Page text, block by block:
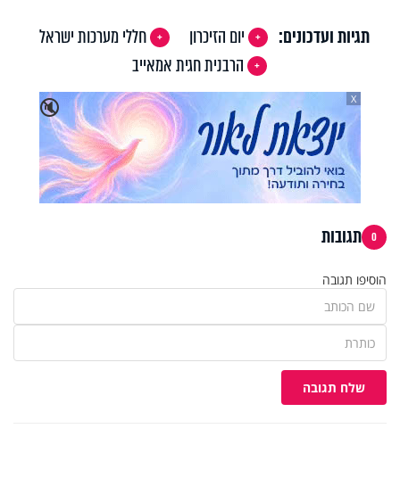
תגיות ועדכונים: יום הזיכרון
חללי מערכות ישראל
הרבנית חגית אמאייב
🔇
X
0 תגובות
הוסיפו תגובה
שלח תגובה